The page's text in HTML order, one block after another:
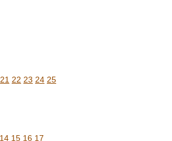
21 22 23 24 25
14 15 16 17